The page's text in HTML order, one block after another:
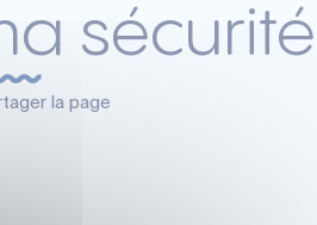
sécurité
la page